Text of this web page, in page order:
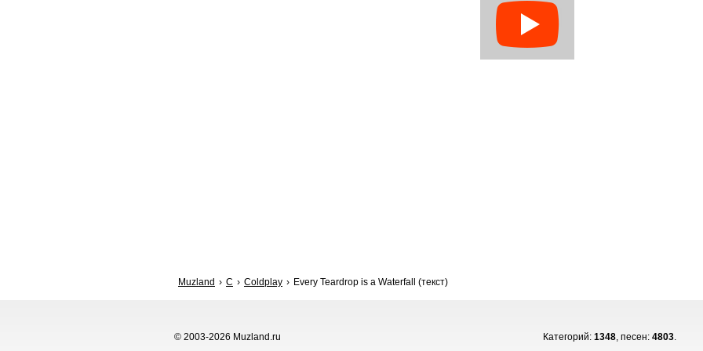
Muzland C Coldplay Every Teardrop is a Waterfall (текст)
© 2003-2026 Muzland.ru Категорий: 1348, песен: 4803.